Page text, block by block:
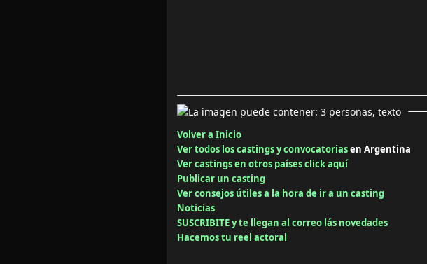
Volver a Inicio
Ver todos los castings y convocatoriasen Argentina
Ver castings en otros países click aquí
Publicar un casting
Ver consejos útiles a la hora de ir a un casting
Noticias
SUSCRIBITE y te llegan al correo lás novedades
Hacemos tu reel actoral